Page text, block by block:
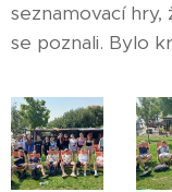
seznamovací hry,
se poznali. Bylo